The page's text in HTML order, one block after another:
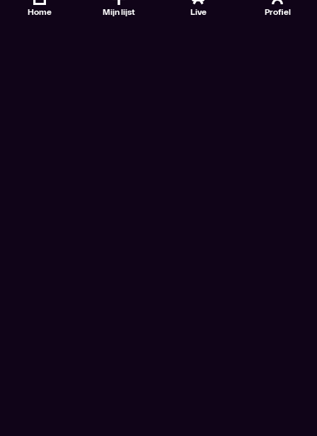
Home Mijn lijst Live Profiel